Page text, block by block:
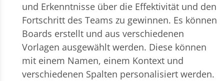
und Erkenntnisse über die Effektivität und den
Fortschritt des Teams zu gewinnen. Es können
Boards erstellt und aus verschiedenen
Vorlagen ausgewählt werden. Diese können
mit einem Namen, einem Kontext und
verschiedenen Spalten personalisiert werden.